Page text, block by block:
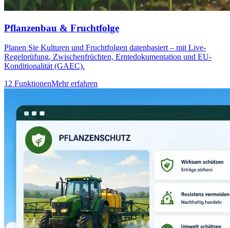
Pflanzenbau & Fruchtfolge
Planen Sie Kulturen und Fruchtfolgen datenbasiert – mit Live-
Regelprüfung, Zwischenfrüchten, Erntedokumentation und EU-
Konditionalität (GAEC).
12 FunktionenMehr erfahren